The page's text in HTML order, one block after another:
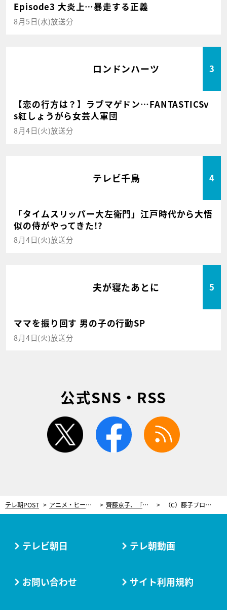
Episode3 大炎上…暴走する正義
8月5日(水)放送分
ロンドンハーツ 3
【恋の行方は？】ラブマゲドン…FANTASTICSv
s紅しょうがら女芸人軍団
8月4日(火)放送分
テレビ千鳥 4
「タイムスリッパー大左衛門」江戸時代から大悟
似の侍がやってきた!?
8月4日(火)放送分
夫が寝たあとに 5
ママを振り回す 男の子の行動SP
8月4日(火)放送分
公式SNS・RSS
twitter facebook
テレ朝POST アニメ・ヒーロー 齊藤京子、『ドラえもん誕生日スペシャル』ゲスト声優に決定！吟遊詩人役で歌を披露 （C）藤子プロ・小学館・テレビ朝日・シンエイ・ＡＤＫ
テレビ朝日 テレ朝動画
お問い合わせ サイト利用規約